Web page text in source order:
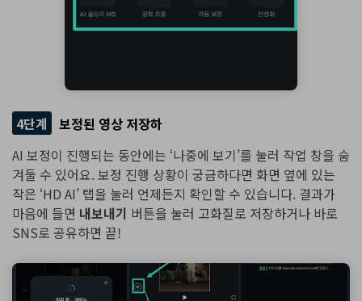
4단계
보정된 영상 저장하
AI 보정이 진행되는 동안에는 ‘나중에 보기’를 눌러 작업 창을 숨
겨둘 수 있어요. 보정 진행 상황이 궁금하다면 화면 옆에 있는
작은 ‘HD AI’ 탭을 눌러 언제든지 확인할 수 있습니다. 결과가
마음에 들면 내보내기 버튼을 눌러 고화질로 저장하거나 바로
SNS로 공유하면 끝!